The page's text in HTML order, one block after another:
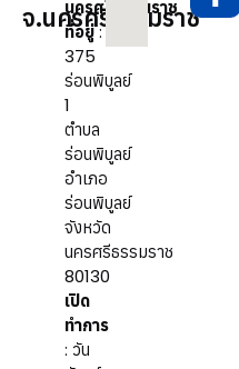
จ.นครศรีธรรมราช
นครศรีธรรมราช
ที่อยู่:
375
ร่อนพิบูลย์
1
ตำบล
ร่อนพิบูลย์
อำเภอ
ร่อนพิบูลย์
จังหวัด
นครศรีธรรมราช
80130
เปิด
ทำการ
: วัน